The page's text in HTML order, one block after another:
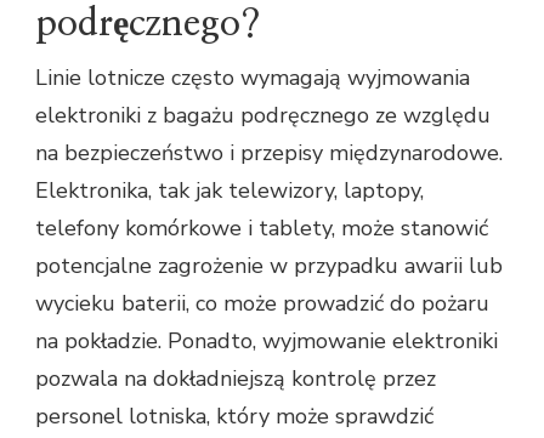
podręcznego?
Linie lotnicze często wymagają wyjmowania
elektroniki z bagażu podręcznego ze względu
na bezpieczeństwo i przepisy międzynarodowe.
Elektronika, tak jak telewizory, laptopy,
telefony komórkowe i tablety, może stanowić
potencjalne zagrożenie w przypadku awarii lub
wycieku baterii, co może prowadzić do pożaru
na pokładzie. Ponadto, wyjmowanie elektroniki
pozwala na dokładniejszą kontrolę przez
personel lotniska, który może sprawdzić